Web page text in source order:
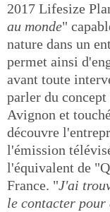
2017 Lifesize
au monde"
nature dans un
permet ainsi
avant toute
parler du
Avignon et
découvre
l'émission
l'équivalent de
France. "J'ai
le contacter pour